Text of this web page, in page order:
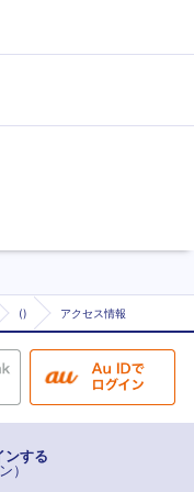
() アクセス情報
ンする
）